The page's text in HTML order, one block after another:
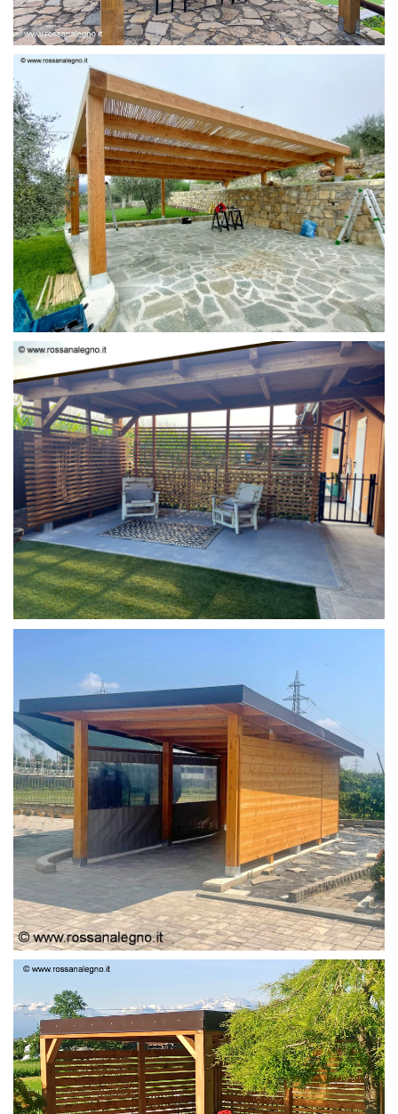
PERGOLA 6 X 3
COPERTURA MOBILE 2 AUTO
PERGOLA